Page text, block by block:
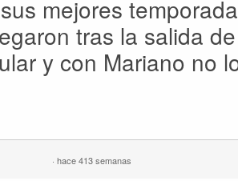
mejores
tras la salida
y con Mariano no
· hace 413 semanas